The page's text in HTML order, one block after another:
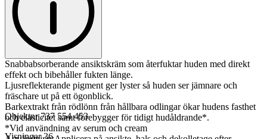
Snabbabsorberande ansiktskräm som återfuktar huden med direkt
effekt och bibehåller fukten länge.
Ljusreflekterande pigment ger lyster så huden ser jämnare och
fräschare ut på ett ögonblick.
Barkextrakt från rödlönn från hållbara odlingar ökar hudens fasthet
och elasticitet samt förebygger för tidigt hudåldrande*.
*Vid användning av serum och cream
Objektnr 737 554 453
Visningar 36